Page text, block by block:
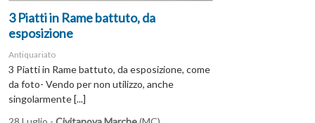
3 Piatti in Rame battuto, da
esposizione
Antiquariato
3 Piatti in Rame battuto, da esposizione, come
da foto- Vendo per non utilizzo, anche
singolarmente [...]